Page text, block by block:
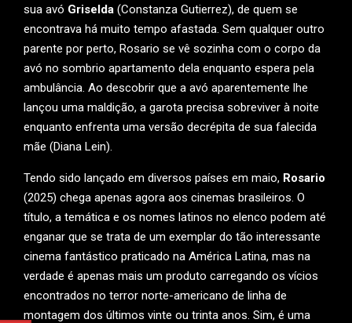
sua avó Griselda (Constanza Gutierrez), de quem se
encontrava há muito tempo afastada. Sem qualquer outro
parente por perto, Rosario se vê sozinha com o corpo da
avó no sombrio apartamento dela enquanto espera pela
ambulância. Ao descobrir que a avó aparentemente lhe
lançou uma maldição, a garota precisa sobreviver à noite
enquanto enfrenta uma versão decrépita de sua falecida
mãe (Diana Lein).
Tendo sido lançado em diversos países em maio, Rosario
(2025) chega apenas agora aos cinemas brasileiros. O
título, a temática e os nomes latinos no elenco podem até
enganar que se trata de um exemplar do tão interessante
cinema fantástico praticado na América Latina, mas na
verdade é apenas mais um produto carregando os vícios
encontrados no terror norte-americano de linha de
montagem dos últimos vinte ou trinta anos. Sim, é uma